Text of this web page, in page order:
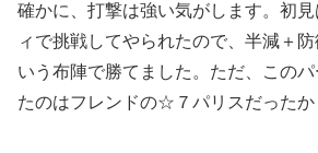
確かに、打撃は強い気がします。初
ィで挑戦してやられたので、半減＋
いう布陣で勝てました。ただ、この
たのはフレンドの☆７パリスだったか